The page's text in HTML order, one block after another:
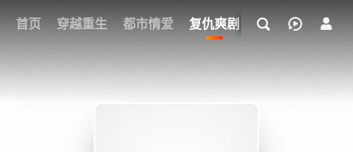
首页 穿越重生 都市情爱 复仇爽剧 玄幻武侠 奇幻
我的观影记录